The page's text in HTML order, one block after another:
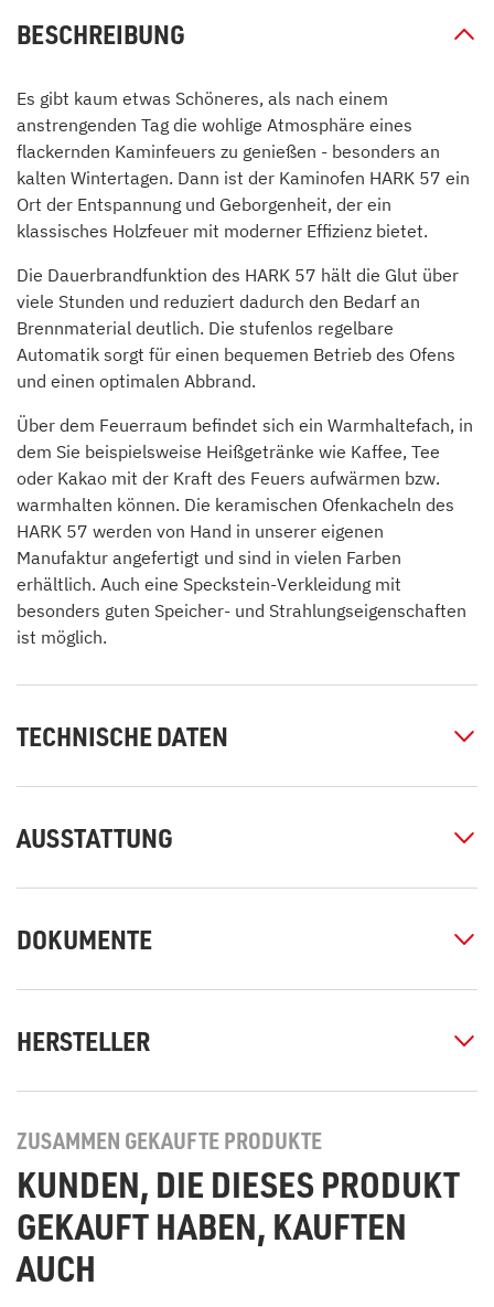
BESCHREIBUNG
Es gibt kaum etwas Schöneres, als nach einem
anstrengenden Tag die wohlige Atmosphäre eines
flackernden Kaminfeuers zu genießen - besonders an
kalten Wintertagen. Dann ist der Kaminofen HARK 57 ein
Ort der Entspannung und Geborgenheit, der ein
klassisches Holzfeuer mit moderner Effizienz bietet.
Die Dauerbrandfunktion des HARK 57 hält die Glut über
viele Stunden und reduziert dadurch den Bedarf an
Brennmaterial deutlich. Die stufenlos regelbare
Automatik sorgt für einen bequemen Betrieb des Ofens
und einen optimalen Abbrand.
Über dem Feuerraum befindet sich ein Warmhaltefach, in
dem Sie beispielsweise Heißgetränke wie Kaffee, Tee
oder Kakao mit der Kraft des Feuers aufwärmen bzw.
warmhalten können. Die keramischen Ofenkacheln des
HARK 57 werden von Hand in unserer eigenen
Manufaktur angefertigt und sind in vielen Farben
erhältlich. Auch eine Speckstein-Verkleidung mit
besonders guten Speicher- und Strahlungseigenschaften
ist möglich.
TECHNISCHE DATEN
AUSSTATTUNG
DOKUMENTE
HERSTELLER
ZUSAMMEN GEKAUFTE PRODUKTE
KUNDEN, DIE DIESES PRODUKT
GEKAUFT HABEN, KAUFTEN
AUCH